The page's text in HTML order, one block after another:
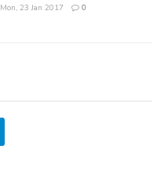
Mon, 23 Jan 2017 0